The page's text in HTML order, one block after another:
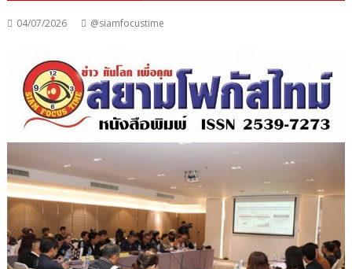
04/07/2026 @siamfocustime